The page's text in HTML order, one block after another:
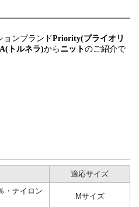
ョンブランドPriority(プライオリ
トルネラ)から ニットのご紹介で
適応サイズ
・ナイロン
Mサイズ